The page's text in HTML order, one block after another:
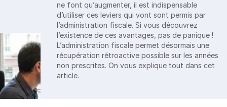
ne font qu’augmenter, il est indispensable
d’utiliser ces leviers qui vont sont permis par
l’administration fiscale. Si vous découvrez
l’existence de ces avantages, pas de panique !
L’administration fiscale permet désormais une
récupération rétroactive possible sur les années
non prescrites. On vous explique tout dans cet
article.